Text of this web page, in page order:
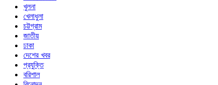
খুলনা
খেলাধুলা
চট্টগ্রাম
জাতীয়
ঢাকা
দেশের খবর
প্রযুক্তি
বরিশাল